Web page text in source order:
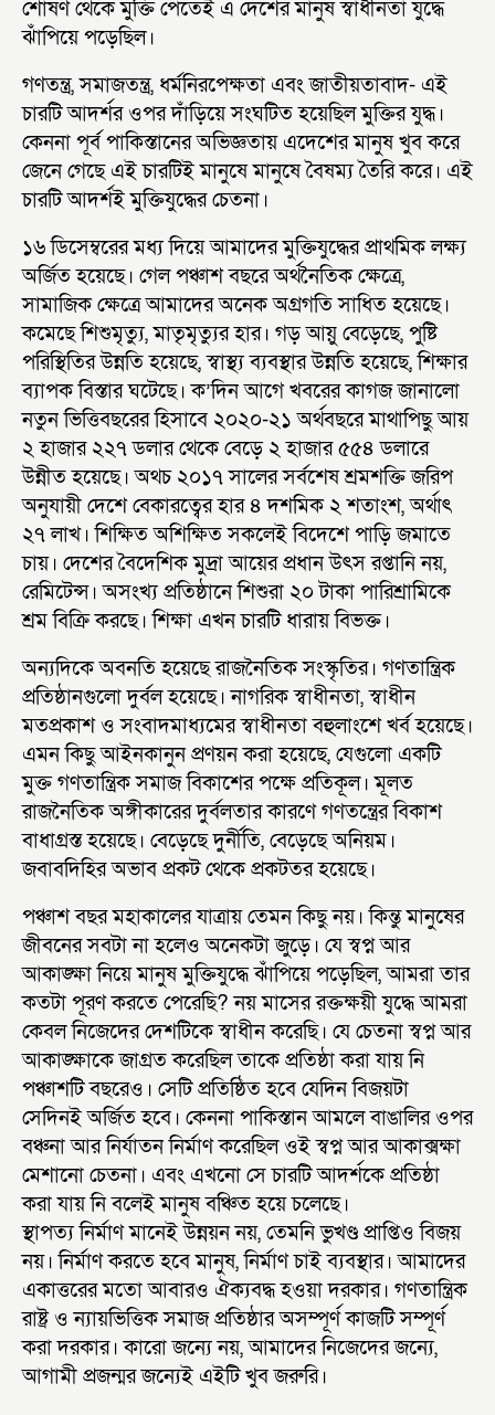
শোষণ থেকে মুক্তি পেতেই এ দেশের মানুষ স্বাধীনতা যুদ্ধে
ঝাঁপিয়ে পড়েছিল।
গণতন্ত্র, সমাজতন্ত্র, ধর্মনিরপেক্ষতা এবং জাতীয়তাবাদ- এই
চারটি আদর্শর ওপর দাঁড়িয়ে সংঘটিত হয়েছিল মুক্তির যুদ্ধ।
কেননা পূর্ব পাকিস্তানের অভিজ্ঞতায় এদেশের মানুষ খুব করে
জেনে গেছে এই চারটিই মানুষে মানুষে বৈষম্য তৈরি করে। এই
চারটি আদর্শই মুক্তিযুদ্ধের চেতনা।
১৬ ডিসেম্বরের মধ্য দিয়ে আমাদের মুক্তিযুদ্ধের প্রাথমিক লক্ষ্য
অর্জিত হয়েছে। গেল পঞ্চাশ বছরে অর্থনৈতিক ক্ষেত্রে,
সামাজিক ক্ষেত্রে আমাদের অনেক অগ্রগতি সাধিত হয়েছে।
কমেছে শিশুমৃত্যু, মাতৃমৃত্যুর হার। গড় আয়ু বেড়েছে, পুষ্টি
পরিস্থিতির উন্নতি হয়েছে, স্বাস্থ্য ব্যবস্থার উন্নতি হয়েছে, শিক্ষার
ব্যাপক বিস্তার ঘটেছে। ক’দিন আগে খবরের কাগজ জানালো
নতুন ভিত্তিবছরের হিসাবে ২০২০-২১ অর্থবছরে মাথাপিছু আয়
২ হাজার ২২৭ ডলার থেকে বেড়ে ২ হাজার ৫৫৪ ডলারে
উন্নীত হয়েছে। অথচ ২০১৭ সালের সর্বশেষ শ্রমশক্তি জরিপ
অনুযায়ী দেশে বেকারত্বের হার ৪ দশমিক ২ শতাংশ, অর্থাৎ
২৭ লাখ। শিক্ষিত অশিক্ষিত সকলেই বিদেশে পাড়ি জমাতে
চায়। দেশের বৈদেশিক মুদ্রা আয়ের প্রধান উৎস রপ্তানি নয়,
রেমিটেন্স। অসংখ্য প্রতিষ্ঠানে শিশুরা ২০ টাকা পারিশ্রামিকে
শ্রম বিক্রি করছে। শিক্ষা এখন চারটি ধারায় বিভক্ত।
অন্যদিকে অবনতি হয়েছে রাজনৈতিক সংস্কৃতির। গণতান্ত্রিক
প্রতিষ্ঠানগুলো দুর্বল হয়েছে। নাগরিক স্বাধীনতা, স্বাধীন
মতপ্রকাশ ও সংবাদমাধ্যমের স্বাধীনতা বহুলাংশে খর্ব হয়েছে।
এমন কিছু আইনকানুন প্রণয়ন করা হয়েছে, যেগুলো একটি
মুক্ত গণতান্ত্রিক সমাজ বিকাশের পক্ষে প্রতিকূল। মূলত
রাজনৈতিক অঙ্গীকারের দুর্বলতার কারণে গণতন্ত্রের বিকাশ
বাধাগ্রস্ত হয়েছে। বেড়েছে দুর্নীতি, বেড়েছে অনিয়ম।
জবাবদিহির অভাব প্রকট থেকে প্রকটতর হয়েছে।
পঞ্চাশ বছর মহাকালের যাত্রায় তেমন কিছু নয়। কিন্তু মানুষের
জীবনের সবটা না হলেও অনেকটা জুড়ে। যে স্বপ্ন আর
আকাঙ্ক্ষা নিয়ে মানুষ মুক্তিযুদ্ধে ঝাঁপিয়ে পড়েছিল, আমরা তার
কতটা পূরণ করতে পেরেছি? নয় মাসের রক্তক্ষয়ী যুদ্ধে আমরা
কেবল নিজেদের দেশটিকে স্বাধীন করেছি। যে চেতনা স্বপ্ন আর
আকাঙ্ক্ষাকে জাগ্রত করেছিল তাকে প্রতিষ্ঠা করা যায় নি
পঞ্চাশটি বছরেও। সেটি প্রতিষ্ঠিত হবে যেদিন বিজয়টা
সেদিনই অর্জিত হবে। কেননা পাকিস্তান আমলে বাঙালির ওপর
বঞ্চনা আর নির্যাতন নির্মাণ করেছিল ওই স্বপ্ন আর আকাক্সক্ষা
মেশানো চেতনা। এবং এখনো সে চারটি আদর্শকে প্রতিষ্ঠা
করা যায় নি বলেই মানুষ বঞ্চিত হয়ে চলেছে।
স্থাপত্য নির্মাণ মানেই উন্নয়ন নয়, তেমনি ভুখণ্ড প্রাপ্তিও বিজয়
নয়। নির্মাণ করতে হবে মানুষ, নির্মাণ চাই ব্যবস্থার। আমাদের
একাত্তরের মতো আবারও ঐক্যবদ্ধ হওয়া দরকার। গণতান্ত্রিক
রাষ্ট্র ও ন্যায়ভিত্তিক সমাজ প্রতিষ্ঠার অসম্পূর্ণ কাজটি সম্পূর্ণ
করা দরকার। কারো জন্যে নয়, আমাদের নিজেদের জন্যে,
আগামী প্রজন্মর জন্যেই এইটি খুব জরুরি।